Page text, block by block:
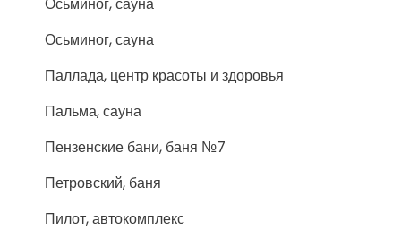
Осьминог, сауна
Паллада, центр красоты и здоровья
Пальма, сауна
Пензенские бани, баня №7
Петровский, баня
Пилот, автокомплекс